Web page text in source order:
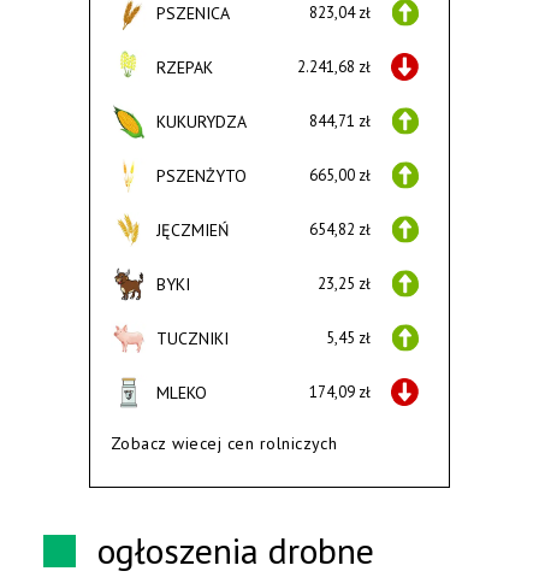
PSZENICA 823,04 zł
RZEPAK 2.241,68 zł
KUKURYDZA 844,71 zł
PSZENŻYTO 665,00 zł
JĘCZMIEŃ 654,82 zł
BYKI 23,25 zł
TUCZNIKI 5,45 zł
MLEKO 174,09 zł
Zobacz wiecej cen rolniczych
ogłoszenia drobne